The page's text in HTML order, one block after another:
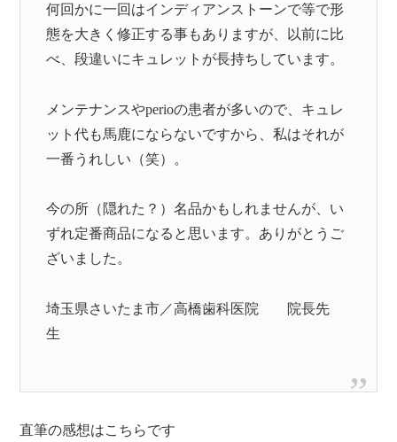
何回かに一回はインディアンストーンで等で形
態を大きく修正する事もありますが、以前に比
べ、段違いにキュレットが長持ちしています。
メンテナンスやperioの患者が多いので、キュレ
ット代も馬鹿にならないですから、私はそれが
一番うれしい（笑）。
今の所（隠れた？）名品かもしれませんが、い
ずれ定番商品になると思います。ありがとうご
ざいました。
埼玉県さいたま市／高橋歯科医院 院長先
生
直筆の感想はこちらです